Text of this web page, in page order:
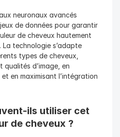
neuronaux avancés
de données pour garantir
de cheveux hautement
technologie s’adapte
types de cheveux,
qualités d’image, en
en maximisant l’intégration
ils utiliser cet
de cheveux ?